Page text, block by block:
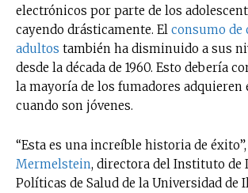
electrónicos por parte de los
cayendo drásticamente. El consumo de
adultos también ha disminuido a sus
desde la década de 1960. Esto debería
la mayoría de los fumadores adquieren
cuando son jóvenes.
“Esta es una increíble historia de
Mermelstein, directora del Instituto de
Políticas de Salud de la Universidad de